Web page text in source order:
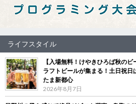
ライフスタイル
【入場無料！けやきひろば秋の
ラフトビールが集まる！土日祝
たま新都心
2026年8月7日